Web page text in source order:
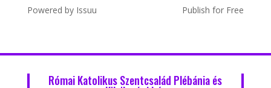
Powered by Issuu Publish for Free
Római Katolikus Szentcsalád Plébánia és